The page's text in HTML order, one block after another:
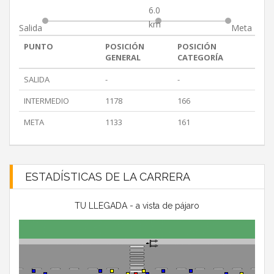
Salida
6.0
km
Meta
PUNTO
POSICIÓN
GENERAL
POSICIÓN
CATEGORÍA
SALIDA
-
-
INTERMEDIO
1178
166
META
1133 161
ESTADÍSTICAS DE LA CARRERA
TU LLEGADA - a vista de pájaro